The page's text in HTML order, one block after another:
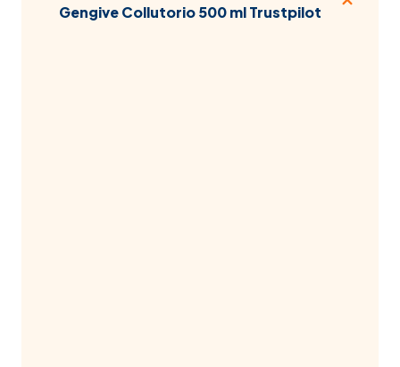
Gengive Collutorio 500 ml Trustpilot